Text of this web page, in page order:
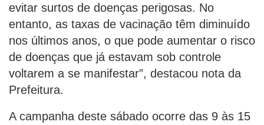
evitar surtos de doenças perigosas. No
entanto, as taxas de vacinação têm diminuído
nos últimos anos, o que pode aumentar o risco
de doenças que já estavam sob controle
voltarem a se manifestar”, destacou nota da
Prefeitura.
A campanha deste sábado ocorre das 9 às 15